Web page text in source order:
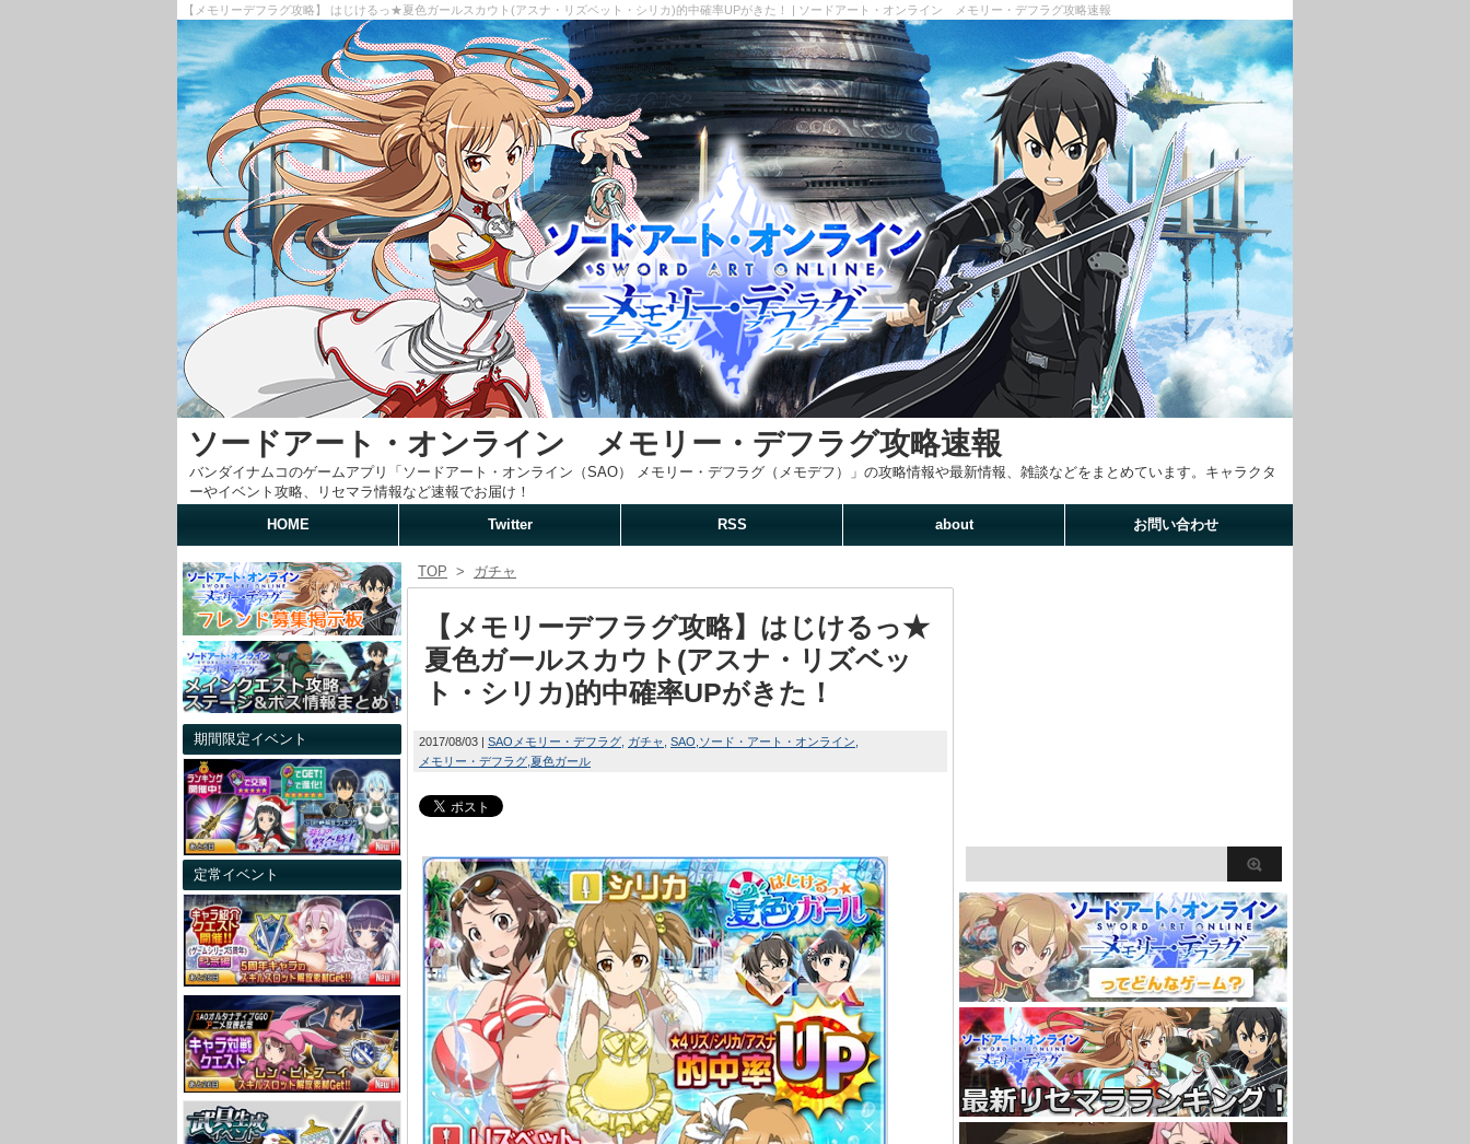
【メモリーデフラグ攻略】 はじけるっ★夏色ガールスカウト(アスナ・リズベット・シリカ)的中確率UPがきた！ | ソードアート・オンライン メモリー・デフラグ攻略速報
ソードアート・オンライン メモリー・デフラグ攻略速報
バンダイナムコのゲームアプリ「ソードアート・オンライン（SAO） メモリー・デフラグ（メモデフ）」の攻略情報や最新情報、雑談などをまとめています。キャラクタ
ーやイベント攻略、リセマラ情報など速報でお届け！
HOME
Twitter RSS about お問い合わせ
期間限定イベント
定常イベント
TOP > ガチャ
【メモリーデフラグ攻略】はじけるっ★
夏色ガールスカウト(アスナ・リズベッ
ト・シリカ)的中確率UPがきた！
2017/08/03 SAOメモリー・デフラグ ガチャ SAO ソード・アート・オンライン
メモリー・デフラグ 夏色ガール